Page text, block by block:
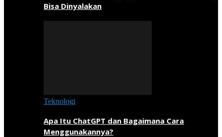
Bisa Dinyalakan
Teknologi
Apa Itu ChatGPT dan Bagaimana Cara
Menggunakannya?